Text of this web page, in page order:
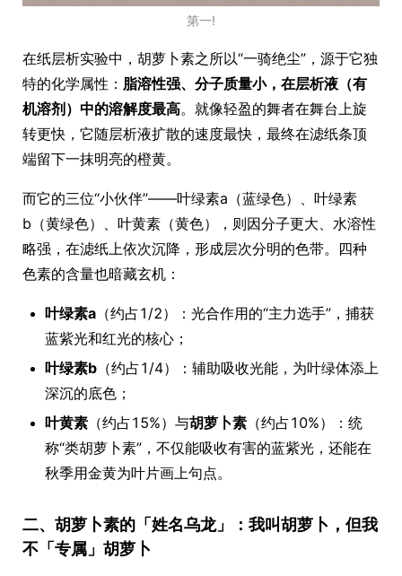
第一!
在纸层析实验中，胡萝卜素之所以“一骑绝尘”，源于它独
特的化学属性： 脂溶性强、分子质量小，在层析液（有
机溶剂）中的溶解度最高。就像轻盈的舞者在舞台上旋
转更快，它随层析液扩散的速度最快，最终在滤纸条顶
端留下一抹明亮的橙黄。
而它的三位“小伙伴”——叶绿素a（蓝绿色）、叶绿素
b（黄绿色）、叶黄素（黄色），则因分子更大、水溶性
略强，在滤纸上依次沉降，形成层次分明的色带。四种
色素的含量也暗藏玄机：
叶绿素a （约占1/2）：光合作用的“主力选手”，捕获
蓝紫光和红光的核心；
叶绿素b （约占1/4）：辅助吸收光能，为叶绿体添上
深沉的底色；
叶黄素 （约占15%）与胡萝卜素 （约占10%）：统
称“类胡萝卜素”，不仅能吸收有害的蓝紫光，还能在
秋季用金黄为叶片画上句点。
二、胡萝卜素的「姓名乌龙」：我叫胡萝卜，但我
不「专属」胡萝卜